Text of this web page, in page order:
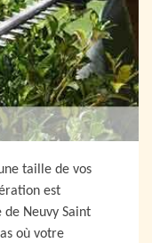
taille de vos
est
Neuvy Saint
où votre